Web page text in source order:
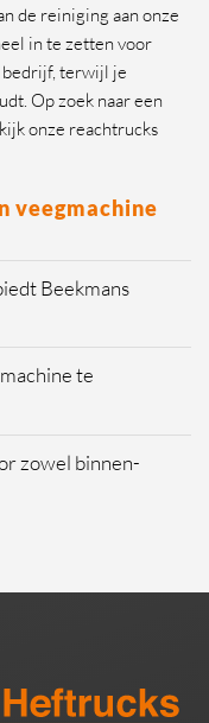
de reiniging aan onze
in te zetten voor
bedrijf, terwijl je
Op zoek naar een
onze reachtrucks
veegmachine
Beekmans
te
zowel binnen-